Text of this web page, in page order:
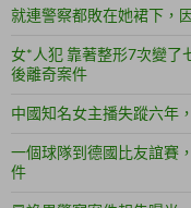
就連警察都敗在她裙下，
女*人犯 靠著整形7次變了
後離奇案件
中國知名女主播失蹤六年
一個球隊到德國比友誼賽
件